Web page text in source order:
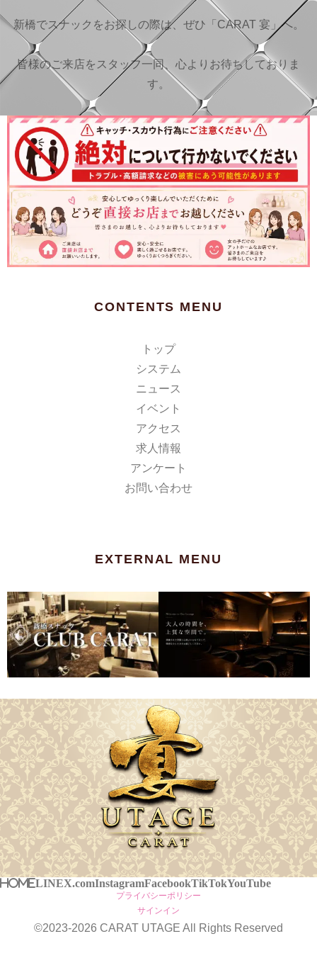
新橋でスナックをお探しの際は、ぜひ「CARAT 宴」へ。
皆様のご来店をスタッフ一同、心よりお待ちしておりま
す。
CONTENTS MENU
トップ
システム
ニュース
イベント
アクセス
求人情報
アンケート
お問い合わせ
EXTERNAL MENU
HOMELINEX.comInstagramFacebookTikTokYouTube
プライバシーポリシー
サインイン
©2023-2026 CARAT UTAGE All Rights Reserved